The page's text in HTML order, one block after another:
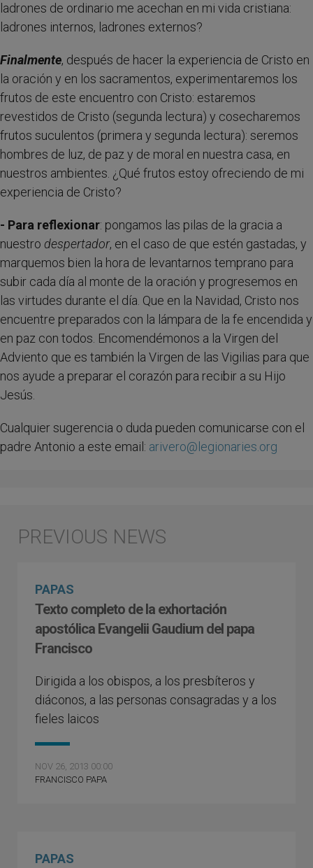
ladrones de ordinario me acechan en mi vida cristiana:
ladrones internos, ladrones externos?
Finalmente, después de hacer la experiencia de Cristo en
la oración y en los sacramentos, experimentaremos los
frutos de este encuentro con Cristo: estaremos
revestidos de Cristo (segunda lectura) y cosecharemos
frutos suculentos (primera y segunda lectura): seremos
hombres de luz, de paz y de moral en nuestra casa, en
nuestros ambientes. ¿Qué frutos estoy ofreciendo de mi
experiencia de Cristo?
- Para reflexionar: pongamos las pilas de la gracia a
nuestro despertador, en el caso de que estén gastadas, y
marquemos bien la hora de levantarnos temprano para
subir cada día al monte de la oración y progresemos en
las virtudes durante el día. Que en la Navidad, Cristo nos
encuentre preparados con la lámpara de la fe encendida y
en paz con todos. Encomendémonos a la Virgen del
Adviento que es también la Virgen de las Vigilias para que
nos ayude a preparar el corazón para recibir a su Hijo
Jesús.
Cualquier sugerencia o duda pueden comunicarse con el
padre Antonio a este email: arivero@legionaries.org
PAPAS
Texto completo de la exhortación
apostólica Evangelii Gaudium del papa
Francisco
Dirigida a los obispos, a los presbíteros y
diáconos, a las personas consagradas y a los
fieles laicos
NOV 26, 2013 00:00
FRANCISCO PAPA
PAPAS